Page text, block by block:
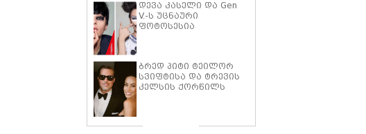
დევა კასელი და Gen
V.-ს უცნაური
ფოტოსესია
ბრედ პიტი ტეილორ
სვიფტისა და ტრევის
კელსის ქორწილს
წყვილის ახალი